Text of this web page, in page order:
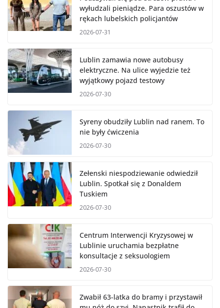
wyłudzali pieniądze. Para oszustów w
rękach lubelskich policjantów
2026-07-31
Lublin zamawia nowe autobusy
elektryczne. Na ulice wyjedzie też
wyjątkowy pojazd testowy
2026-07-30
Syreny obudziły Lublin nad ranem. To
nie były ćwiczenia
2026-07-30
Zełenski niespodziewanie odwiedził
Lublin. Spotkał się z Donaldem
Tuskiem
2026-07-30
Centrum Interwencji Kryzysowej w
Lublinie uruchamia bezpłatne
konsultacje z seksuologiem
2026-07-30
Zwabił 63-latka do bramy i przystawił